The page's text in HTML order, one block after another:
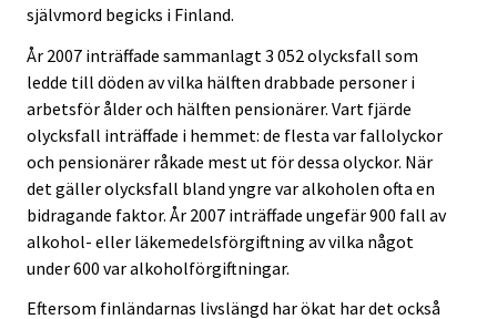
självmord begicks i Finland.
År 2007 inträffade sammanlagt 3 052 olycksfall som
ledde till döden av vilka hälften drabbade personer i
arbetsför ålder och hälften pensionärer. Vart fjärde
olycksfall inträffade i hemmet: de flesta var fallolyckor
och pensionärer råkade mest ut för dessa olyckor. När
det gäller olycksfall bland yngre var alkoholen ofta en
bidragande faktor. År 2007 inträffade ungefär 900 fall av
alkohol- eller läkemedelsförgiftning av vilka något
under 600 var alkoholförgiftningar.
Eftersom finländarnas livslängd har ökat har det också